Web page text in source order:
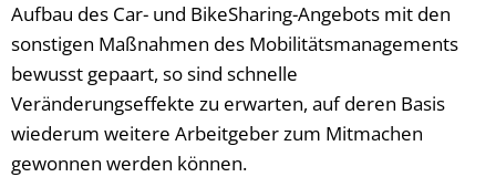
Aufbau des Car- und BikeSharing-Angebots mit den
sonstigen Maßnahmen des Mobilitätsmanagements
bewusst gepaart, so sind schnelle
Veränderungseffekte zu erwarten, auf deren Basis
wiederum weitere Arbeitgeber zum Mitmachen
gewonnen werden können.